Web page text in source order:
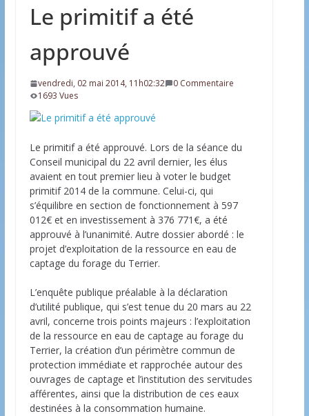
annonce de nouvelles restrictions
Il est interdit de tondre sa pelouse de 12h à 16h à
partir du 7 juin
Une solution durable pour l’isolation des
Le primitif a été
approuvé
vendredi, 02 mai 2014, 11h02:32
0 Commentaire
1693 Vues
Le primitif a été approuvé. Lors de la séance du
Conseil municipal du 22 avril dernier, les élus
avaient en tout premier lieu à voter le budget
primitif 2014 de la commune. Celui-ci, qui
s’équilibre en section de fonctionnement à 597
012€ et en investissement à 376 771€, a été
approuvé à l’unanimité. Autre dossier abordé : le
projet d’exploitation de la ressource en eau de
captage du forage du Terrier.
L’enquête publique préalable à la déclaration
d’utilité publique, qui s’est tenue du 20 mars au 22
avril, concerne trois points majeurs : l’exploitation
de la ressource en eau de captage au forage du
Terrier, la création d’un périmètre commun de
protection immédiate et rapprochée autour des
ouvrages de captage et l’institution des servitudes
afférentes, ainsi que la distribution de ces eaux
destinées à la consommation humaine.